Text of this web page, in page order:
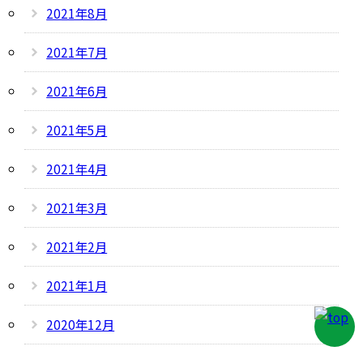
2021年8月
2021年7月
2021年6月
2021年5月
2021年4月
2021年3月
2021年2月
2021年1月
2020年12月